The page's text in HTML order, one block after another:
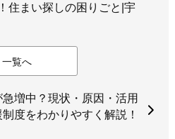
住まい探しの困りごと|宇
一覧へ
増中？現状・原因・活用
度をわかりやすく解説！